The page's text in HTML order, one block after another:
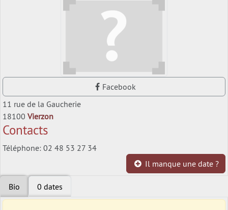
Facebook
11 rue de la Gaucherie
18100 Vierzon
Contacts
Téléphone: 02 48 53 27 34
Il manque une date ?
Bio 0 dates